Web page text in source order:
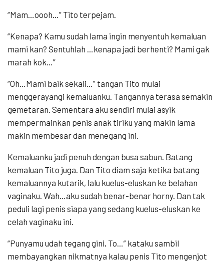
“Mam…oooh…” Tito terpejam.
“Kenapa? Kamu sudah lama ingin menyentuh kemaluan
mami kan? Sentuhlah …kenapa jadi berhenti? Mami gak
marah kok…”
“Oh…Mami baik sekali…” tangan Tito mulai
menggerayangi kemaluanku. Tangannya terasa semakin
gemetaran. Sementara aku sendiri mulai asyik
mempermainkan penis anak tiriku yang makin lama
makin membesar dan menegang ini.
Kemaluanku jadi penuh dengan busa sabun. Batang
kemaluan Tito juga. Dan Tito diam saja ketika batang
kemaluannya kutarik, lalu kuelus-eluskan ke belahan
vaginaku. Wah…aku sudah benar-benar horny. Dan tak
peduli lagi penis siapa yang sedang kuelus-eluskan ke
celah vaginaku ini.
“Punyamu udah tegang gini, To…” kataku sambil
membayangkan nikmatnya kalau penis Tito mengenjot